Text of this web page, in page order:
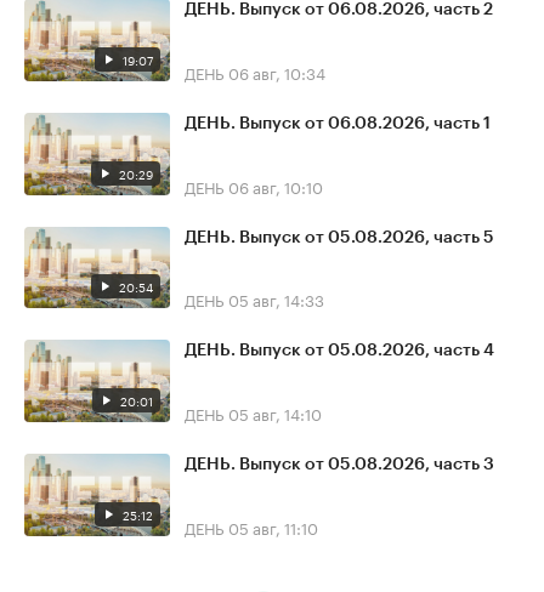
19:07
ДЕНЬ. Выпуск от 06.08.2026, часть 2
ДЕНЬ 06 авг, 10:34
20:29
ДЕНЬ. Выпуск от 06.08.2026, часть 1
ДЕНЬ 06 авг, 10:10
20:54
ДЕНЬ. Выпуск от 05.08.2026, часть 5
ДЕНЬ 05 авг, 14:33
20:01
ДЕНЬ. Выпуск от 05.08.2026, часть 4
ДЕНЬ 05 авг, 14:10
25:12
ДЕНЬ. Выпуск от 05.08.2026, часть 3
ДЕНЬ 05 авг, 11:10